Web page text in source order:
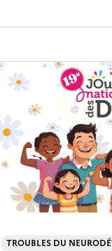
TROUBLES DU